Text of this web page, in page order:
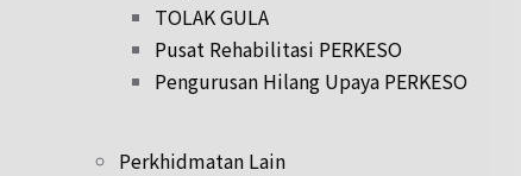
TOLAK GULA
Pusat Rehabilitasi PERKESO
Pengurusan Hilang Upaya PERKESO
Perkhidmatan Lain